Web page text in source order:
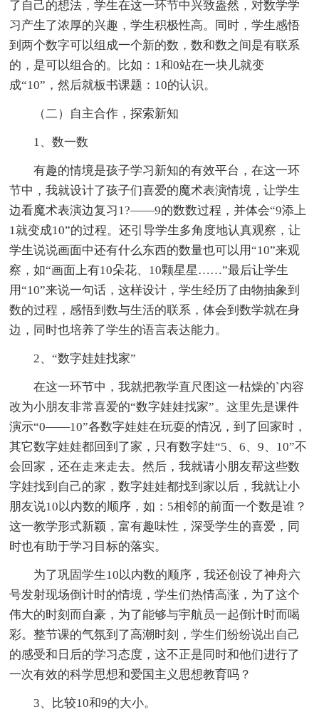
了自己的想法，学生在这一环节中兴致盎然，对数学学
习产生了浓厚的兴趣，学生积极性高。同时，学生感悟
到两个数字可以组成一个新的数，数和数之间是有联系
的，是可以组合的。比如：1和0站在一块儿就变
成“10”，然后就板书课题：10的认识。
（二）自主合作，探索新知
1、数一数
有趣的情境是孩子学习新知的有效平台，在这一环
节中，我就设计了孩子们喜爱的魔术表演情境，让学生
边看魔术表演边复习1?——9的数数过程，并体会“9添上
1就变成10”的过程。还引导学生多角度地认真观察，让
学生说说画面中还有什么东西的数量也可以用“10”来观
察，如“画面上有10朵花、10颗星星……”最后让学生
用“10”来说一句话，这样设计，学生经历了由物抽象到
数的过程，感悟到数与生活的联系，体会到数学就在身
边，同时也培养了学生的语言表达能力。
2、“数字娃娃找家”
在这一环节中，我就把教学直尺图这一枯燥的`内容
改为小朋友非常喜爱的“数字娃娃找家”。这里先是课件
演示“0——10”各数字娃娃在玩耍的情况，到了回家时，
其它数字娃娃都回到了家，只有数字娃“5、6、9、10”不
会回家，还在走来走去。然后，我就请小朋友帮这些数
字娃找到自己的家，数字娃娃都找到家以后，我就让小
朋友说10以内数的顺序，如：5相邻的前面一个数是谁？
这一教学形式新颖，富有趣味性，深受学生的喜爱，同
时也有助于学习目标的落实。
为了巩固学生10以内数的顺序，我还创设了神舟六
号发射现场倒计时的情境，学生们热情高涨，为了这个
伟大的时刻而自豪，为了能够与宇航员一起倒计时而喝
彩。整节课的气氛到了高潮时刻，学生们纷纷说出自己
的感受和日后的学习态度，这不正是同时和他们进行了
一次有效的科学思想和爱国主义思想教育吗？
3、比较10和9的大小。